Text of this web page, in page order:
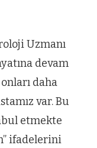
Uzmanı
devam
daha
var. Bu
etmekte
ifadelerini
seyir